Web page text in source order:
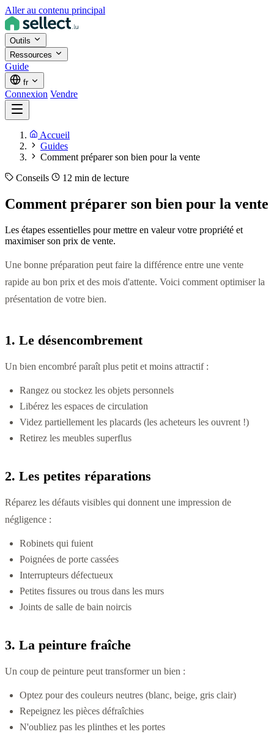
Aller au contenu principal
Outils
Ressources
Guide
fr
Connexion Vendre
Accueil
Guides
Comment préparer son bien pour la vente
Conseils
12 min de lecture
Comment préparer son bien pour la vente
Les étapes essentielles pour mettre en valeur votre propriété et
maximiser son prix de vente.
Une bonne préparation peut faire la différence entre une vente
rapide au bon prix et des mois d'attente. Voici comment optimiser la
présentation de votre bien.
1. Le désencombrement
Un bien encombré paraît plus petit et moins attractif :
Rangez ou stockez les objets personnels
Libérez les espaces de circulation
Videz partiellement les placards (les acheteurs les ouvrent !)
Retirez les meubles superflus
2. Les petites réparations
Réparez les défauts visibles qui donnent une impression de
négligence :
Robinets qui fuient
Poignées de porte cassées
Interrupteurs défectueux
Petites fissures ou trous dans les murs
Joints de salle de bain noircis
3. La peinture fraîche
Un coup de peinture peut transformer un bien :
Optez pour des couleurs neutres (blanc, beige, gris clair)
Repeignez les pièces défraîchies
N'oubliez pas les plinthes et les portes